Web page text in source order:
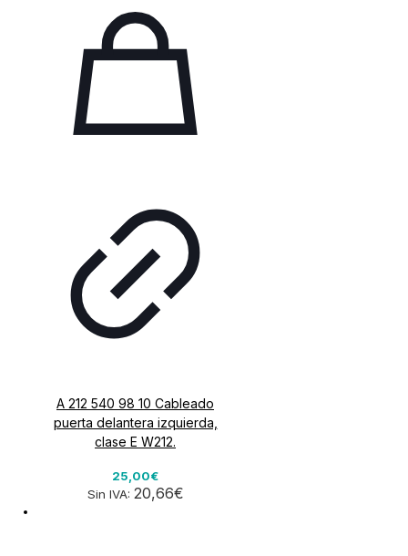
A 212 540 98 10 Cableado
puerta delantera izquierda,
clase E W212.
25,00€
Sin IVA: 20,66€